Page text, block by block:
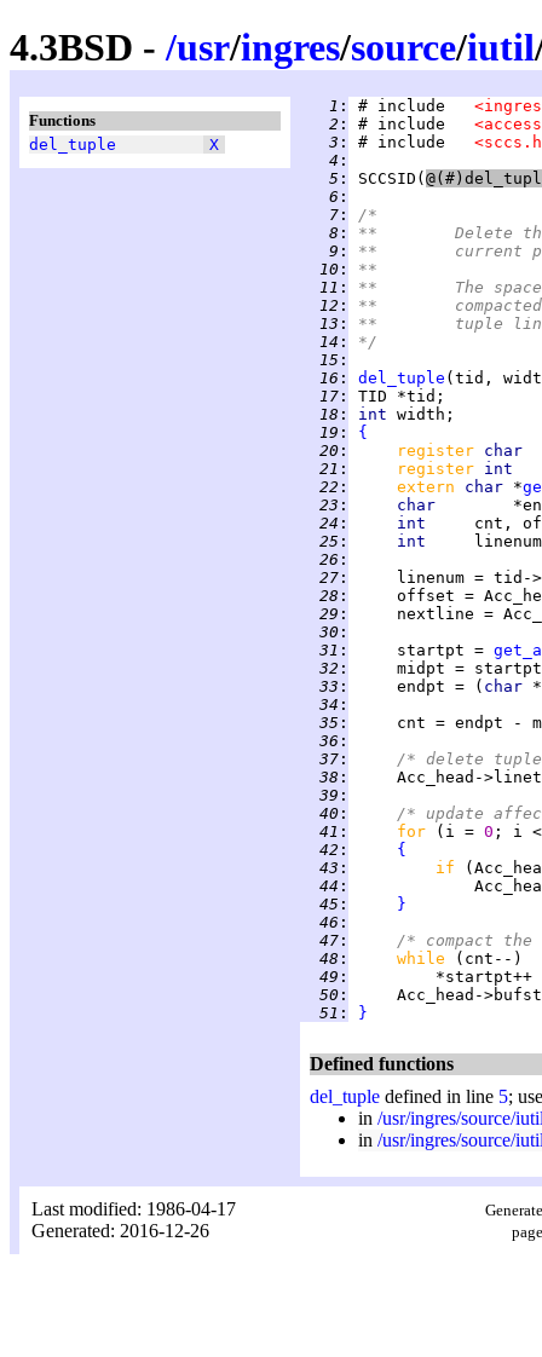
4.3BSD -/usr/ingres/source/iutil
Functions
del_tuple
X
   1
: # include
   2
: # include
   3
: # include
   4
:
   5
: SCCSID (
   6
:
   7
:
/*
   8
:
**
   9
:
**	current
  10
:
**
  11
:
**	The
  12
:
**
  13
:
**	tuple
  14
:
*/
  15
:
  16
:
del_tuple
  17
:
  18
: int
  19
:
{
  20
: register
  21
: register
  22
: extern char *
  23
:
char
  24
:
int
  25
:
int
  26
:
  27
:
  28
:
  29
:
  30
:
  31
:
     startpt =
  32
:
  33
:
     endpt = (
char
  34
:
  35
:
  36
:
  37
:
/* delete
  38
:
Acc_head-
  39
:
  40
:
/* update
  41
: for (i = 0
  42
:
{
  43
:
if
  44
:
  45
:
}
  46
:
  47
:
/* compact the
  48
: while
  49
:
  50
:
  51
: }
Defined functions
del_tuple defined in line 5;
in /usr/ingres/source/
in /usr/ingres/source/
Last modified: 1986-04-17
Generated: 2016-12-26